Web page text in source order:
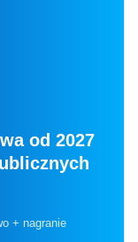
od 2027
+ nagranie